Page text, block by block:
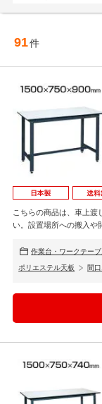
91件
こちらの商品は、車上渡
い。設置場所への搬入や
作業台・ワークテー
ポリエステル天板 間